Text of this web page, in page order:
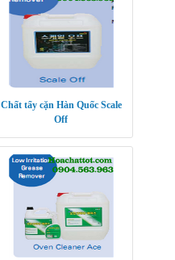
Chất tẩy cặn Hàn Quốc Scale
Off